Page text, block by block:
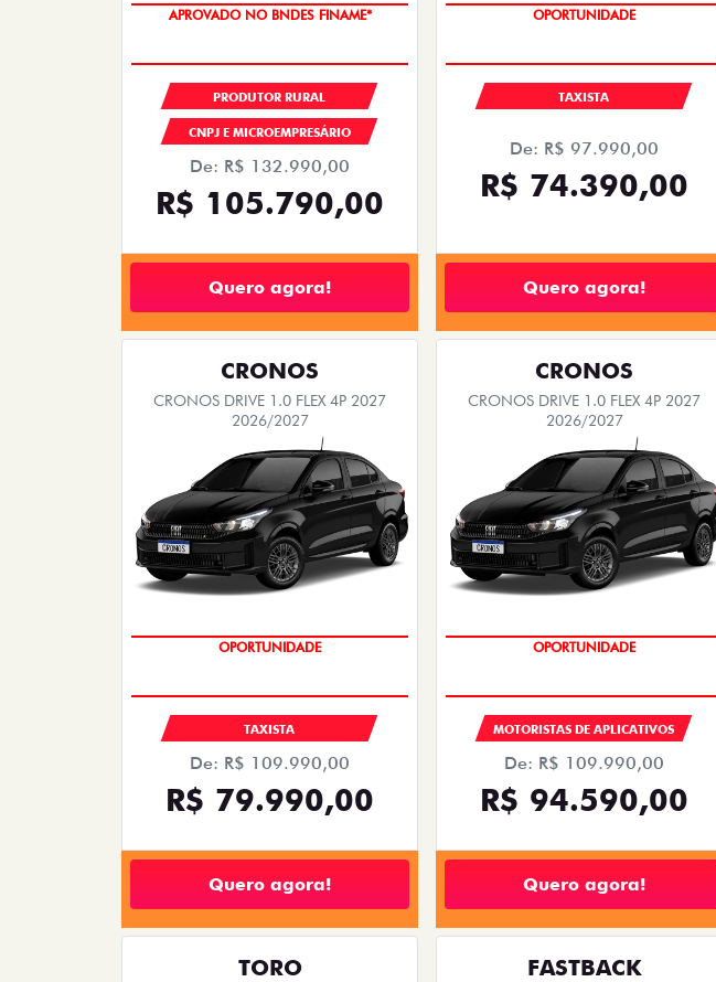
APROVADO NO BNDES FINAME*
PRODUTOR RURAL
CNPJ E MICROEMPRESÁRIO
De: R$ 132.990,00
R$ 105.790,00
Quero agora!
OPORTUNIDADE
TAXISTA
De: R$ 97.990,00
R$ 74.390,00
Quero agora!
CRONOS
CRONOS DRIVE 1.0 FLEX 4P 2027
2026/2027
OPORTUNIDADE
TAXISTA
De: R$ 109.990,00
R$ 79.990,00
Quero agora!
CRONOS
CRONOS DRIVE 1.0 FLEX 4P 2027
2026/2027
OPORTUNIDADE
MOTORISTAS DE APLICATIVOS
De: R$ 109.990,00
R$ 94.590,00
Quero agora!
TORO FASTBACK